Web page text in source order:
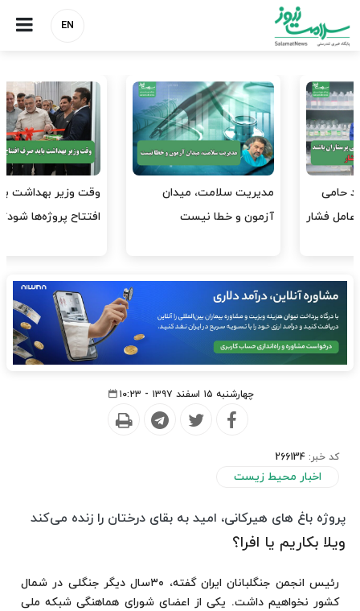
EN
وقت وزیر بهداشت باید صرف
افتتاح پروژه‌ها شود؟
واردات دارو و کالاهای اساسی
باید در اولویت تخصیص ارز
چهارشنبه ۱۵ اسفند ۱۳۹۷ - ۱۰:۲۳
کد خبر: 266134
اخبار محیط زیست
پروژه باغ های هیرکانی، امید به بقای درختان را زنده می‌کند
ویلا بکاریم یا افرا؟
رئیس انجمن جنگلبانان ایران گفته، ۳۰سال دیگر جنگلی در شمال
کشور نخواهیم داشت. یکی از اعضای شورای هماهنگی شبکه ملی